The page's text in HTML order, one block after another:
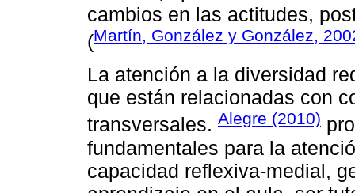
cambios en las actitudes,
(Martín, González y González,
La atención a la diversidad
que están relacionadas con
transversales. Alegre (2010)
fundamentales para la
capacidad reflexiva-medial,